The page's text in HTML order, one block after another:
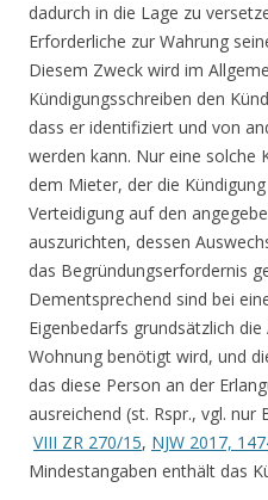
dadurch in die Lage zu
Erforderliche zur Wahrung
Diesem Zweck wird im
Kündigungsschreiben den
dass er identifiziert und von
werden kann. Nur eine solche
dem Mieter, der die
Verteidigung auf den
auszurichten, dessen
das Begründungserfordernis
Dementsprechend sind bei
Eigenbedarfs grundsätzlich
Wohnung benötigt wird, und
das diese Person an der
ausreichend (st. Rspr., vgl. nur
VIII ZR 270/15, NJW 2017,
Mindestangaben enthält das